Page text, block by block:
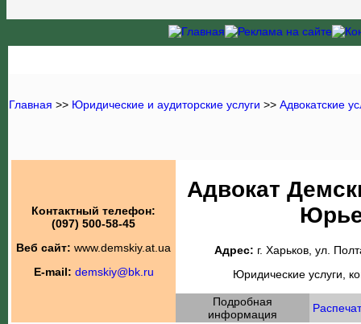
Главная >> Юридические и аудиторские услуги >> Адвокатские
Контактный телефон:
(097) 500-58-45
Веб сайт: www.demskiy.at.ua
E-mail: demskiy@bk.ru
Адвокат
Адрес: г. Харьков, ул.
Юридические услуги,
Подробная
информация